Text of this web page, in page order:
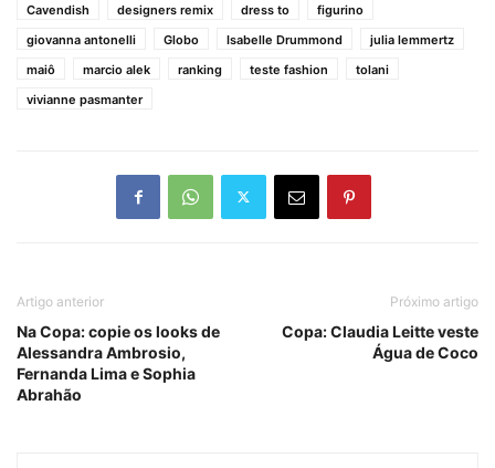
Cavendish
designers remix dress to
figurino
giovanna antonelli
Globo Isabelle Drummond
julia lemmertz
maiô
marcio alek ranking teste fashion
tolani
vivianne pasmanter
Artigo anterior
Na Copa: copie os looks de
Alessandra Ambrosio,
Fernanda Lima e Sophia
Abrahão
Próximo artigo
Copa: Claudia Leitte veste
Água de Coco